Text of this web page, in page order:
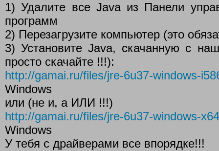
1) Удалите все Java из Панели
программ
2) Перезагрузите компьютер (это
3) Установите Java, скачанную с
просто скачайте !!!):
http://gamai.ru/files/jre-6u37-windows-
Windows
или (не и, а ИЛИ !!!)
http://gamai.ru/files/jre-6u37-windows-
Windows
У тебя с драйверами все впорядке!!!